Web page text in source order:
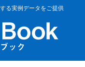
る実例データをご提供